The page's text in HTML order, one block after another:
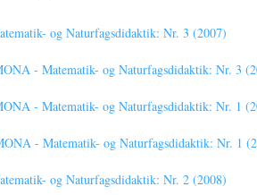
og Naturfagsdidaktik: Nr. 3 (2007)
- Matematik- og Naturfagsdidaktik: Nr. 3
- Matematik- og Naturfagsdidaktik: Nr. 1
- Matematik- og Naturfagsdidaktik: Nr. 1
og Naturfagsdidaktik: Nr. 2 (2008)